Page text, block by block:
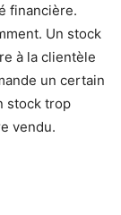
financière.
Un stock
à la clientèle
un certain
stock trop
vendu.